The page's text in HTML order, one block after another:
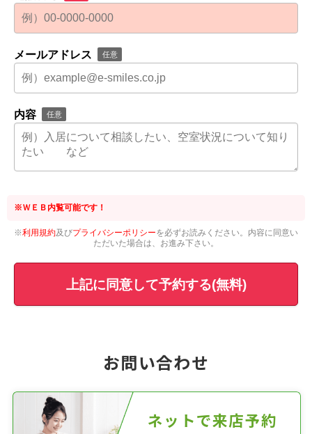
メールアドレス 任意
内容 任意
※ＷＥＢ内覧可能です！
※利用規約及びプライバシーポリシーを必ずお読みください。内容に同意い
ただいた場合は、お進み下さい。
上記に同意して予約する(無料)
お問い合わせ
ネットで来店予約